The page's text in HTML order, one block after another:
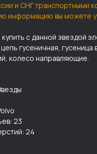
и СНГ транспортными
информацию вы можете
с данной звездой
гусеничная,
колесо направляющие.
23
24